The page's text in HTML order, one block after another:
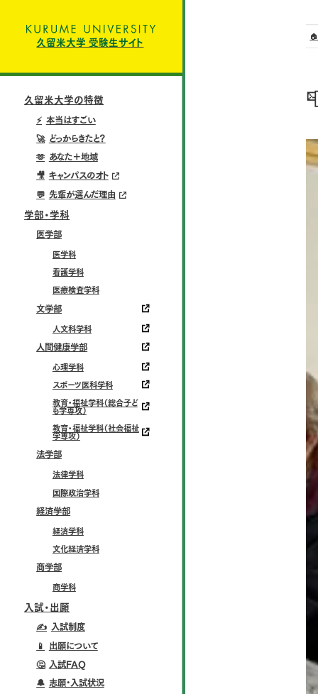
久留米大学 受験生サイト
久留米大学の特徴
⚡ 本当はすごい
🚀 どっからきたと？
🫶 あなた＋地域
🎥 キャンパスのオト
💬 先輩が選んだ理由
学部・学科
医学部
医学科
看護学科
医療検査学科
文学部
人文科学科
人間健康学部
心理学科
スポーツ医科学科
教育・福祉学科（総合子ど
も学専攻）
教育・福祉学科（社会福祉
学専攻）
法学部
法律学科
国際政治学科
経済学部
経済学科
文化経済学科
商学部
商学科
入試・出願
✍ 入試制度
📱 出願について
🤔 入試FAQ
🔔 志願・入試状況